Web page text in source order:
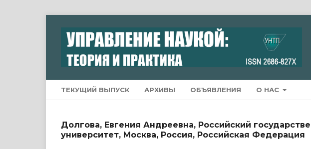
ТЕКУЩИЙ ВЫПУСК АРХИВЫ ОБЪЯВЛЕНИЯ О НАС
Долгова, Евгения Андреевна, Российский
университет, Москва, Россия, Российская Федерация